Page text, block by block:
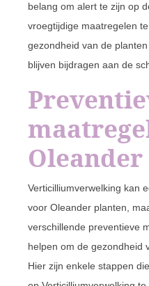
belang om alert te zijn op
vroegtijdige maatregelen
gezondheid van de
blijven bijdragen aan de
Verticilliumverwelking kan
voor Oleander planten,
verschillende preventieve
helpen om de gezondheid
Hier zijn enkele stappen